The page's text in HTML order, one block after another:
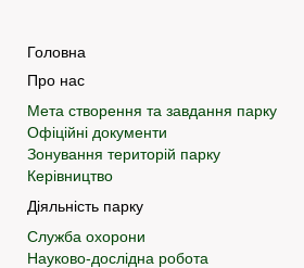
Головна
Про нас
Мета створення та завдання парку
Офіційні документи
Зонування територій парку
Керівництво
Діяльність парку
Служба охорони
Науково-дослідна робота